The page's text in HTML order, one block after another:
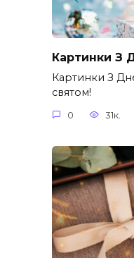
Картинки З
Картинки З
святом!
0 31к.